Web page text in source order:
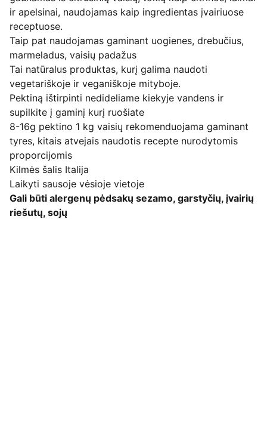
ir apelsinai, naudojamas kaip ingredientas įvairiuose
receptuose.
Taip pat naudojamas gaminant uogienes, drebučius,
marmeladus, vaisių padažus
Tai natūralus produktas, kurį galima naudoti
vegetariškoje ir veganiškoje mityboje.
Pektiną ištirpinti nedideliame kiekyje vandens ir
supilkite į gaminį kurį ruošiate
8-16g pektino 1 kg vaisių rekomenduojama gaminant
tyres, kitais atvejais naudotis recepte nurodytomis
proporcijomis
Kilmės šalis Italija
Laikyti sausoje vėsioje vietoje
Gali būti alergenų pėdsakų sezamo, garstyčių, įvairių
riešutų, sojų